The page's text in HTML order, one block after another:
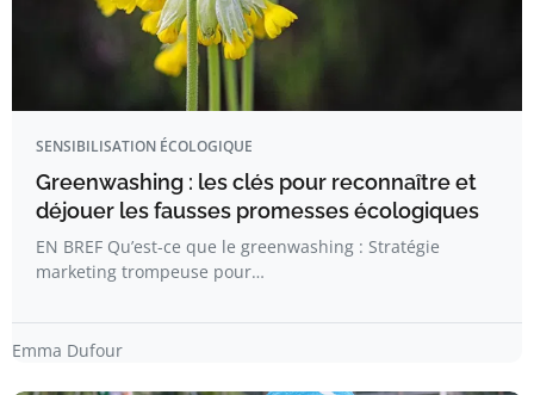
SENSIBILISATION ÉCOLOGIQUE
Greenwashing : les clés pour reconnaître et
déjouer les fausses promesses écologiques
EN BREF Qu’est-ce que le greenwashing : Stratégie
marketing trompeuse pour…
Emma Dufour